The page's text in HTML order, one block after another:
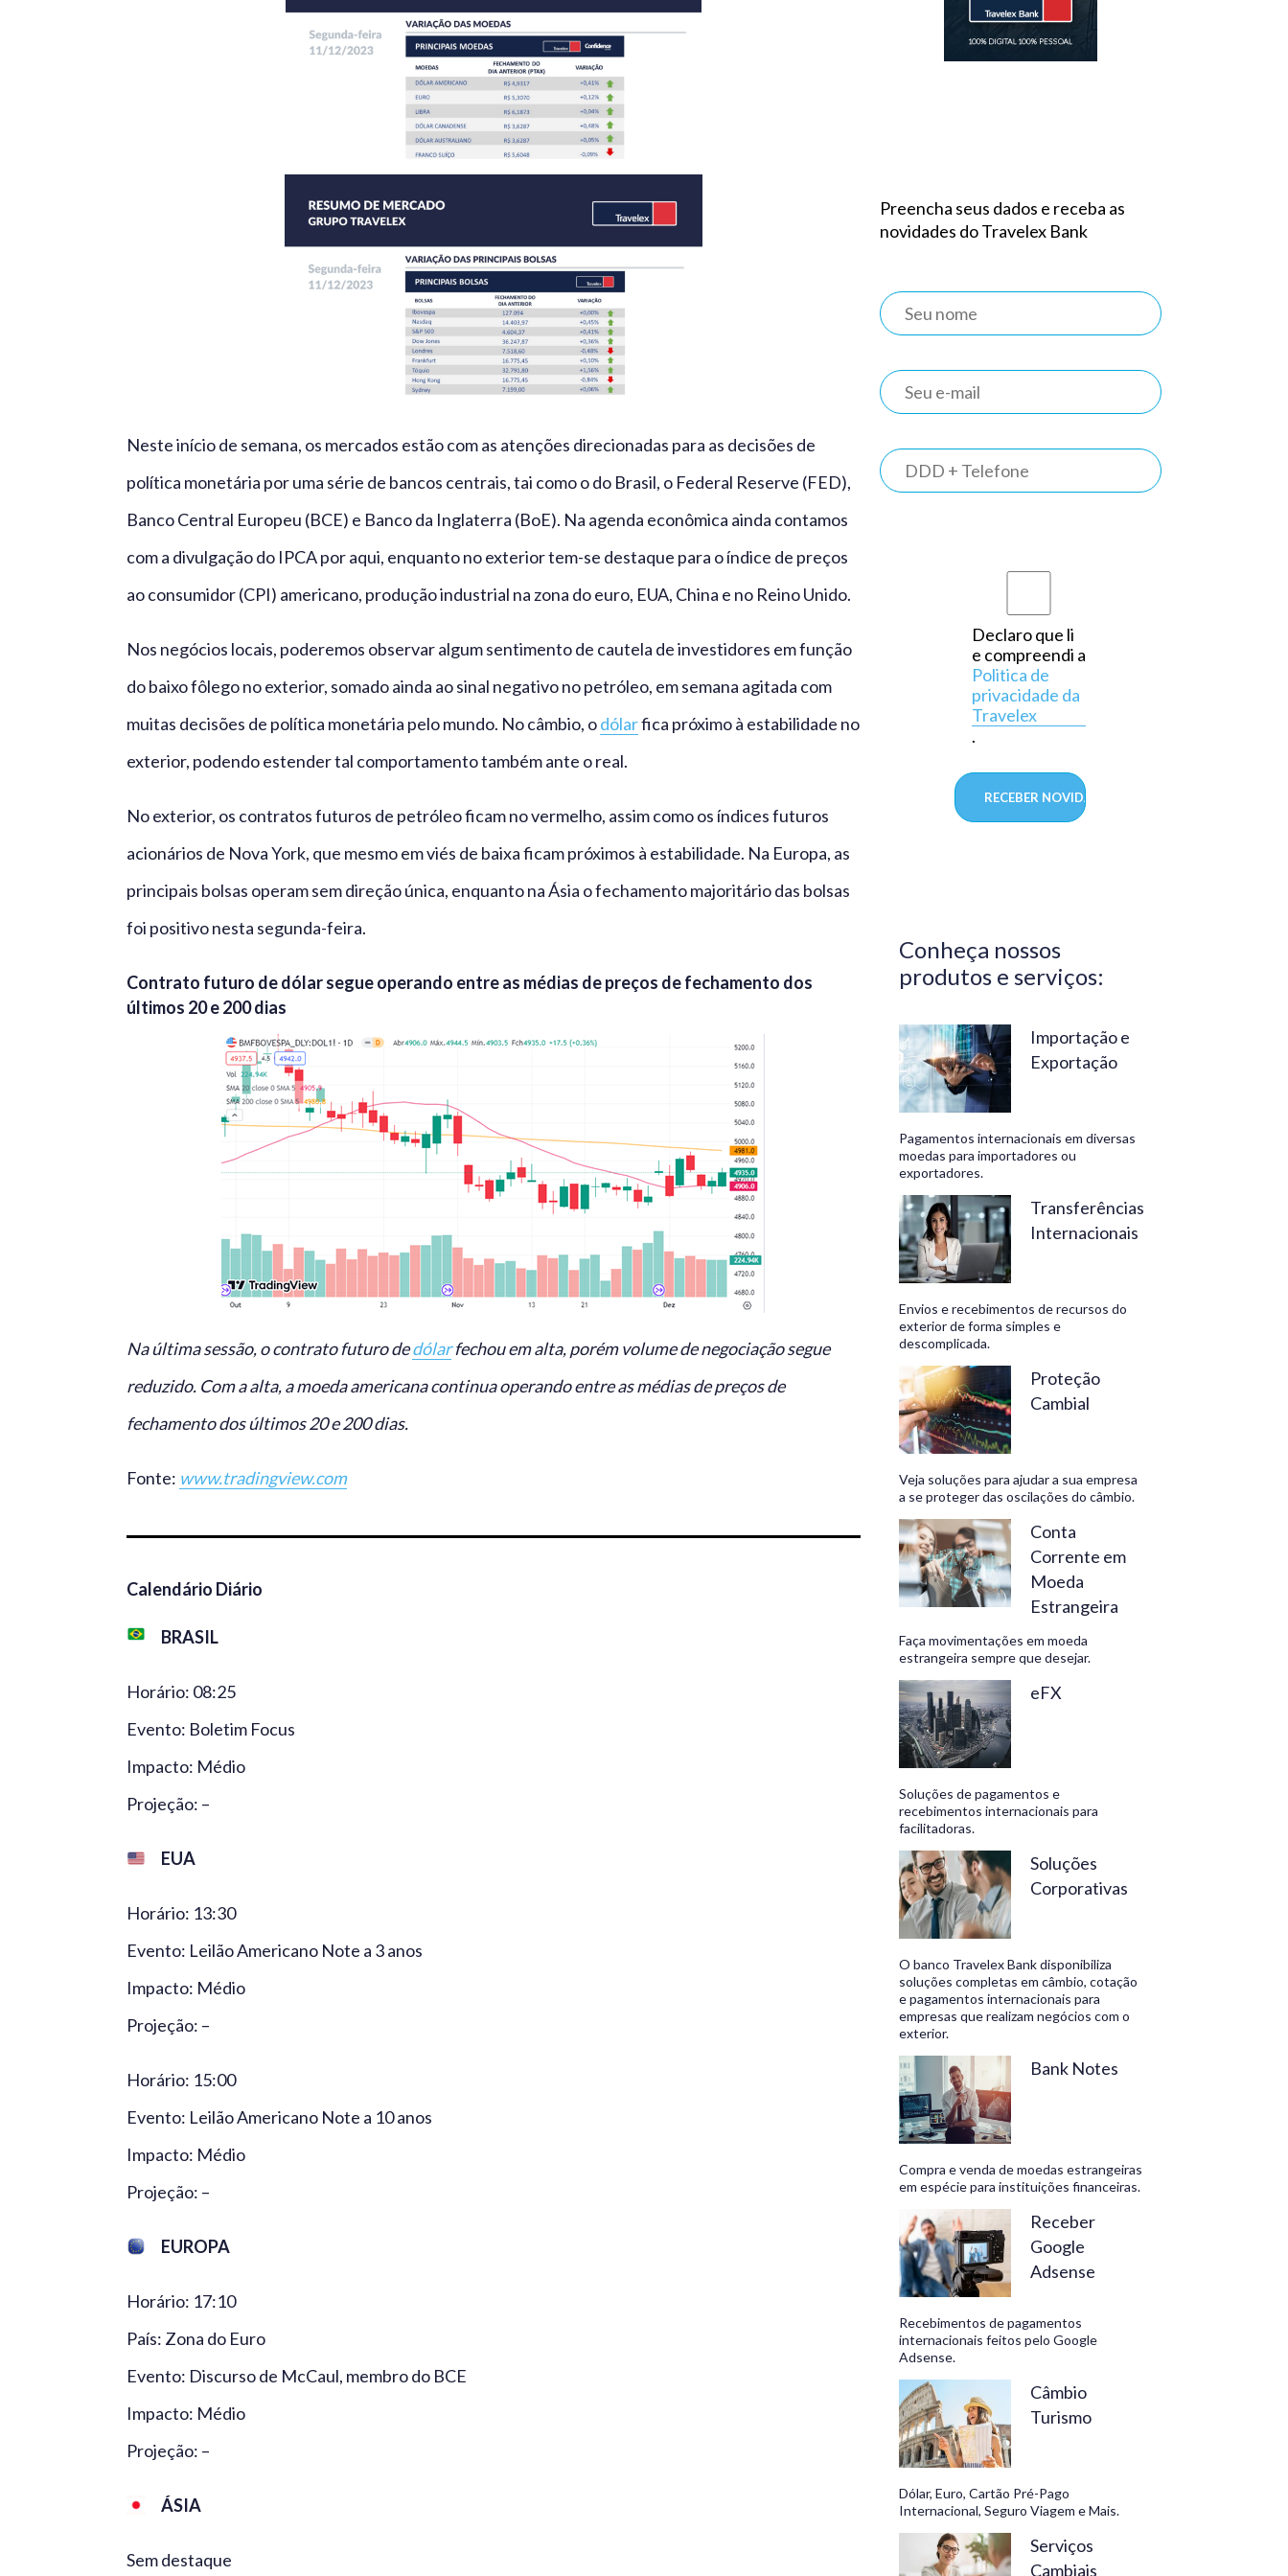
Neste início de semana, os mercados estão com as atenções direcionadas para as decisões de
política monetária por uma série de bancos centrais, tai como o do Brasil, o Federal Reserve (FED),
Banco Central Europeu (BCE) e Banco da Inglaterra (BoE). Na agenda econômica ainda contamos
com a divulgação do IPCA por aqui, enquanto no exterior tem-se destaque para o índice de preços
ao consumidor (CPI) americano, produção industrial na zona do euro, EUA, China e no Reino Unido.
Nos negócios locais, poderemos observar algum sentimento de cautela de investidores em função
do baixo fôlego no exterior, somado ainda ao sinal negativo no petróleo, em semana agitada com
muitas decisões de política monetária pelo mundo. No câmbio, odólarfica próximo à estabilidade no
exterior, podendo estender tal comportamento também ante o real.
No exterior, os contratos futuros de petróleo ficam no vermelho, assim como os índices futuros
acionários de Nova York, que mesmo em viés de baixa ficam próximos à estabilidade. Na Europa, as
principais bolsas operam sem direção única, enquanto na Ásia o fechamento majoritário das bolsas
foi positivo nesta segunda-feira.
Contrato futuro de dólar segue operando entre as médias de preços de fechamento dos
últimos 20 e 200 dias
Na última sessão, o contrato futuro dedólarfechou em alta, porém volume de negociação segue
reduzido. Com a alta, a moeda americana continua operando entre as médias de preços de
fechamento dos últimos 20 e 200 dias.
Fonte: www.tradingview.com
Calendário Diário
BRASIL
Horário: 08:25
Evento: Boletim Focus
Impacto: Médio
Projeção: –
EUA
Horário: 13:30
Evento: Leilão Americano Note a 3 anos
Impacto: Médio
Projeção: –
Horário: 15:00
Evento: Leilão Americano Note a 10 anos
Impacto: Médio
Projeção: –
EUROPA
Horário: 17:10
País: Zona do Euro
Evento: Discurso de McCaul, membro do BCE
Impacto: Médio
Projeção: –
ÁSIA
Sem destaque
Preencha seus dados e receba as
novidades do Travelex Bank
Declaro que li
e compreendi a
Politica de
privacidade da
Travelex
.
TRAVELEX
BANK
primeiro
banco do
país a
operar
exclusivamente
em
aprovado
pelo
confiabilidade
e
são nossos
diferenciais.
Bank,
negócios
rentáveis
Conheça nossos
produtos e serviços:
Importação e
Exportação
Pagamentos internacionais em diversas
moedas para importadores ou
exportadores.
Transferências
Internacionais
Envios e recebimentos de recursos do
exterior de forma simples e
descomplicada.
Proteção
Cambial
Veja soluções para ajudar a sua empresa
a se proteger das oscilações do câmbio.
Conta
Corrente em
Moeda
Estrangeira
Faça movimentações em moeda
estrangeira sempre que desejar.
eFX
Soluções de pagamentos e
recebimentos internacionais para
facilitadoras.
Soluções
Corporativas
O banco Travelex Bank disponibiliza
soluções completas em câmbio, cotação
e pagamentos internacionais para
empresas que realizam negócios com o
exterior.
Bank Notes
Compra e venda de moedas estrangeiras
em espécie para instituições financeiras.
Receber
Google
Adsense
Recebimentos de pagamentos
internacionais feitos pelo Google
Adsense.
Câmbio
Turismo
Dólar, Euro, Cartão Pré-Pago
Internacional, Seguro Viagem e Mais.
Serviços
Cambiais